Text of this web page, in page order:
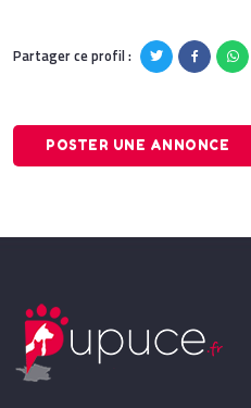
Partager ce profil :
POSTER UNE ANNONCE